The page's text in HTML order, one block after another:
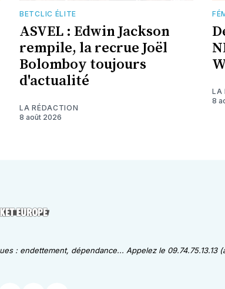
BETCLIC ÉLITE
ASVEL : Edwin Jackson
rempile, la recrue Joël
Bolomboy toujours
d'actualité
LA RÉDACTION
8 août 2026
LA
8
: endettement, dépendance... Appelez le 09.74.75.13.13